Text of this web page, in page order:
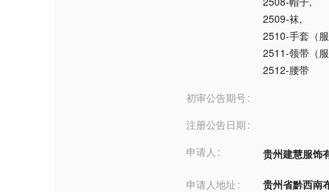
2509-袜,
2510-手套（服
2511-领带（服
2512-腰带
初审公告期号
注册公告日期
申请人
贵州建慧服饰
申请人地址
贵州省黔西南